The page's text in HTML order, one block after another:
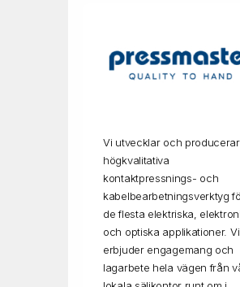
Vi utvecklar och producerar
högkvalitativa
kontaktpressnings- och
kabelbearbetningsverktyg
de flesta elektriska,
och optiska applikationer. Vi
erbjuder engagemang och
lagarbete hela vägen från